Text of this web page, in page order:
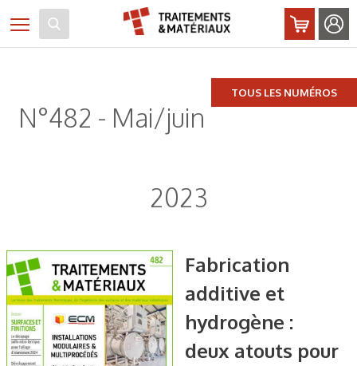
Toggle navigation
TOUS LES NUMÉROS
N°482 - Mai/juin
2023
Fabrication
additive et
hydrogène :
deux atouts pour
Panneau de gestion des cookies